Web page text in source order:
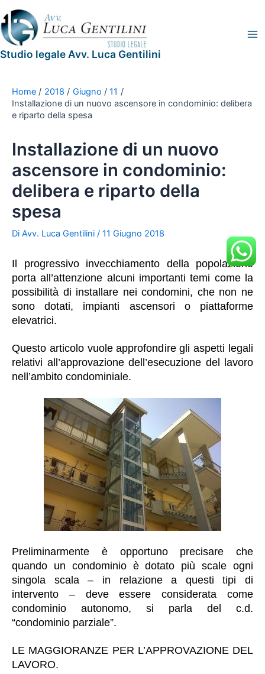
al
contenuto
Studio legale Avv. Luca Gentilini
Home 2018 Giugno
11
Installazione di un nuovo ascensore in condominio: delibera
e riparto della spesa
Installazione di un nuovo
ascensore in condominio:
delibera e riparto della
spesa
Di Avv. Luca Gentilini / 11 Giugno 2018
Il progressivo invecchiamento della popolazione
porta all’attenzione alcuni importanti temi come la
possibilità di installare nei condomini, che non ne
sono dotati, impianti ascensori o piattaforme
elevatrici.
Questo articolo vuole approfondire gli aspetti legali
relativi all’approvazione dell’esecuzione del lavoro
nell’ambito condominiale.
Preliminarmente è opportuno precisare che
quando un condominio è dotato più scale ogni
singola scala – in relazione a questi tipi di
intervento – deve essere considerata come
condominio autonomo, si parla del c.d.
“condominio parziale”.
LE MAGGIORANZE PER L’APPROVAZIONE DEL
LAVORO.
articoli